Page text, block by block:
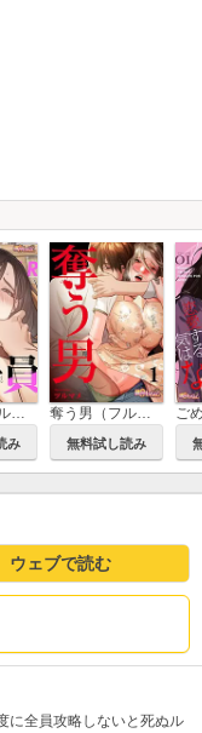
性掃員（フルカラー）
み
奪う男（フルカラー）
無料試し読み
ウェブで読む
に全員攻略しないと死ぬル